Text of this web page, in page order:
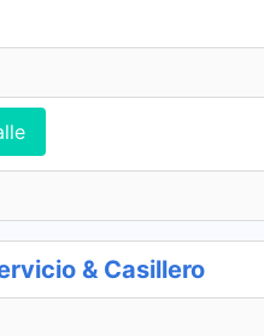
& Casillero